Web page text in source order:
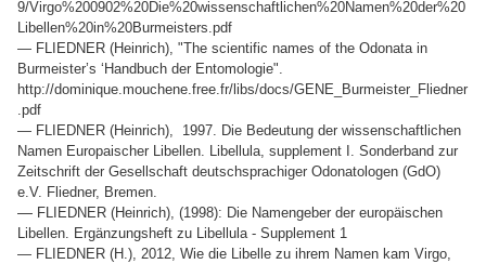
9/Virgo%200902%20Die%20wissenschaftlichen%20Namen%20der%20
Libellen%20in%20Burmeisters.pdf
— FLIEDNER (Heinrich), "The scientific names of the Odonata in
Burmeister’s ‘Handbuch der Entomologie".
http://dominique.mouchene.free.fr/libs/docs/GENE_Burmeister_Fliedner
.pdf
— FLIEDNER (Heinrich), 1997. Die Bedeutung der wissenschaftlichen
Namen Europaischer Libellen. Libellula, supplement I. Sonderband zur
Zeitschrift der Gesellschaft deutschsprachiger Odonatologen (GdO)
e.V. Fliedner, Bremen.
— FLIEDNER (Heinrich), (1998): Die Namengeber der europäischen
Libellen. Ergänzungsheft zu Libellula - Supplement 1
— FLIEDNER (H.), 2012, Wie die Libelle zu ihrem Namen kam Virgo,